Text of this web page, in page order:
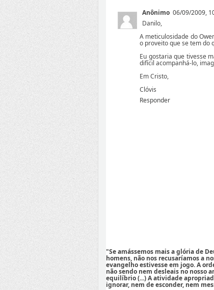
Anônimo 06/09/2009,
Danilo,
A meticulosidade do
o proveito que se tem do
Eu gostaria que tivesse
difícil acompanhá-lo,
Em Cristo,
Clóvis
Responder
"Se amássemos mais a glória de
homens, não nos recusaríamos a
evangelho estivesse em jogo. A
não sendo nem desleais no nosso
equilíbrio (...) A atividade
ignorar, nem de esconder, nem